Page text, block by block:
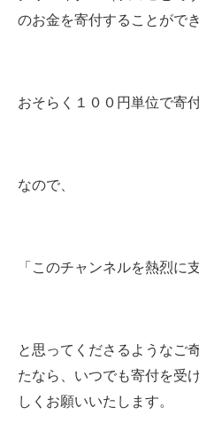
のお金を寄付することがで
おそらく１００円単位で寄
なので、
「このチャンネルを熱烈に
と思ってくださるようなご
たなら、いつでも寄付を受
しくお願いいたします。